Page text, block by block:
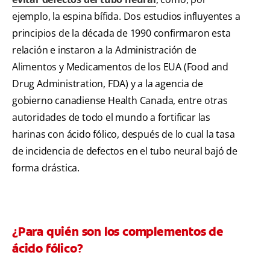
ejemplo, la espina bífida. Dos estudios influyentes a
principios de la década de 1990 confirmaron esta
relación e instaron a la Administración de
Alimentos y Medicamentos de los EUA (Food and
Drug Administration, FDA) y a la agencia de
gobierno canadiense Health Canada, entre otras
autoridades de todo el mundo a fortificar las
harinas con ácido fólico, después de lo cual la tasa
de incidencia de defectos en el tubo neural bajó de
forma drástica.
¿Para quién son los complementos de
ácido fólico?